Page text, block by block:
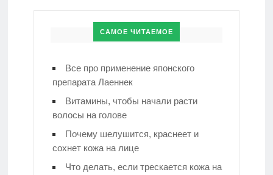
САМОЕ ЧИТАЕМОЕ
Все про применение японского
препарата Лаеннек
Витамины, чтобы начали расти
волосы на голове
Почему шелушится, краснеет и
сохнет кожа на лице
Что делать, если трескается кожа на